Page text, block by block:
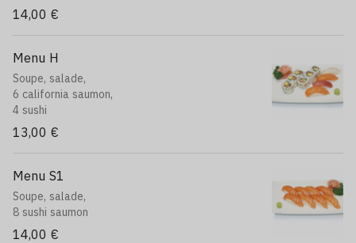
14,00 €
Menu H
Soupe, salade,
6 california saumon,
4 sushi
13,00 €
Menu S1
Soupe, salade,
8 sushi saumon
14,00 €